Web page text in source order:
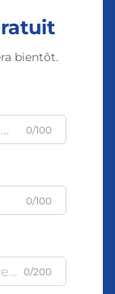
bientôt.
0/100
0/100
0/200